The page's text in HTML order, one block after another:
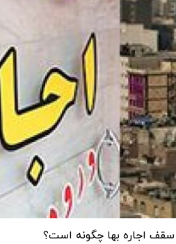
سقف اجاره‌ بها چگونه است؟